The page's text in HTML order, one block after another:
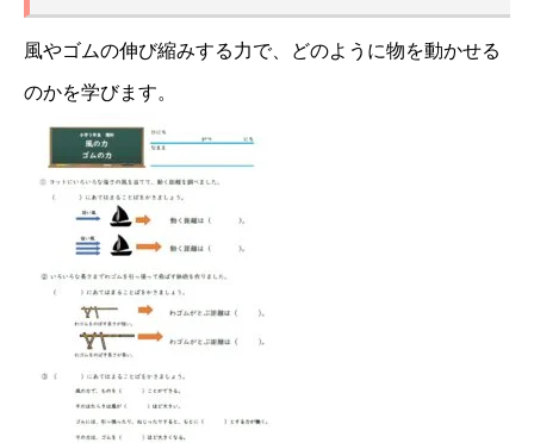
風やゴムの伸び縮みする力で、どのように物を動かせる
のかを学びます。